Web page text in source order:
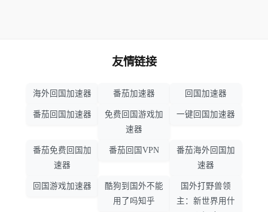
友情链接
海外回国加速器 番茄加速器 回国加速器
番茄回国加速器
免费回国游戏加
速器
一键回国加速器
番茄免费回国加
速器
番茄回国VPN
番茄海外回国加
速器
回国游戏加速器
酷狗到国外不能
用了吗知乎
国外打野兽领
主：新世界用什